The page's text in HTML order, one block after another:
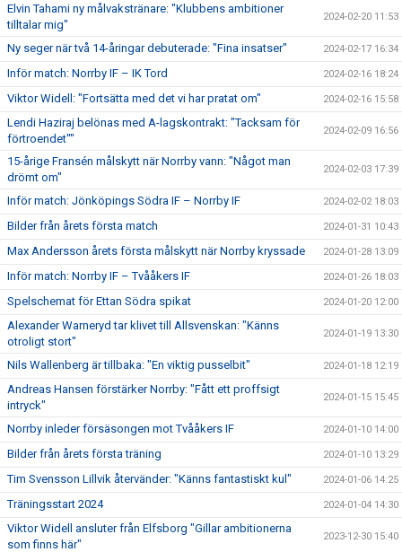
Elvin Tahami ny målvakstränare: "Klubbens ambitioner
tilltalar mig"
2024-02-20 11:53
Ny seger när två 14-åringar debuterade: "Fina insatser" 2024-02-17 16:34
Inför match: Norrby IF – IK Tord 2024-02-16 18:24
Viktor Widell: "Fortsätta med det vi har pratat om" 2024-02-16 15:58
Lendi Haziraj belönas med A-lagskontrakt: "Tacksam för
förtroendet""
2024-02-09 16:56
15-årige Fransén målskytt när Norrby vann: "Något man
drömt om"
2024-02-03 17:39
Inför match: Jönköpings Södra IF – Norrby IF 2024-02-02 18:03
Bilder från årets första match 2024-01-31 10:43
Max Andersson årets första målskytt när Norrby kryssade 2024-01-28 13:09
Inför match: Norrby IF – Tvååkers IF 2024-01-26 18:03
Spelschemat för Ettan Södra spikat 2024-01-20 12:00
Alexander Warneryd tar klivet till Allsvenskan: "Känns
otroligt stort"
2024-01-19 13:30
Nils Wallenberg är tillbaka: "En viktig pusselbit" 2024-01-18 12:19
Andreas Hansen förstärker Norrby: "Fått ett proffsigt
intryck"
2024-01-15 15:45
Norrby inleder försäsongen mot Tvååkers IF 2024-01-10 14:00
Bilder från årets första träning 2024-01-10 13:29
Tim Svensson Lillvik återvänder: "Känns fantastiskt kul" 2024-01-06 14:25
Träningsstart 2024 2024-01-04 14:30
Viktor Widell ansluter från Elfsborg "Gillar ambitionerna
som finns här"
2023-12-30 15:40